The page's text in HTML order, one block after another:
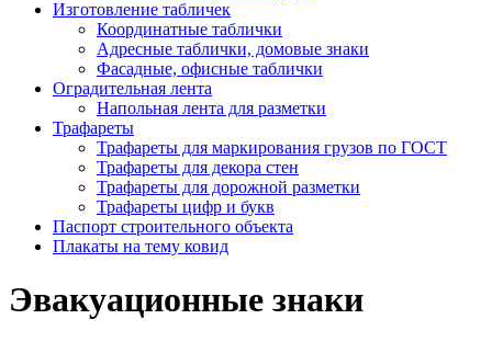
Изготовление табличек
Координатные таблички
Адресные таблички, домовые знаки
Фасадные, офисные таблички
Оградительная лента
Напольная лента для разметки
Трафареты
Трафареты для маркирования грузов по ГОСТ
Трафареты для декора стен
Трафареты для дорожной разметки
Трафареты цифр и букв
Паспорт строительного объекта
Плакаты на тему ковид
Эвакуационные знаки